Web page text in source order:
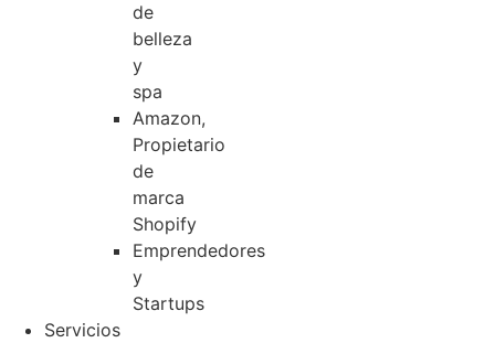
de
belleza
y
spa
Amazon,
Propietario
de
marca
Shopify
Emprendedores
y
Startups
Servicios